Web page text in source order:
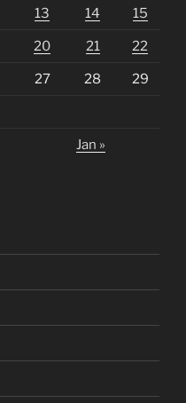
13 14 15
20 21 22
27 28 29
Jan »